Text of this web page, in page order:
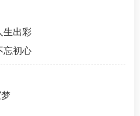
生出彩
忘初心